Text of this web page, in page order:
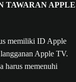
TAWARAN APPLE
memiliki ID Apple
Apple TV.
harus memenuhi